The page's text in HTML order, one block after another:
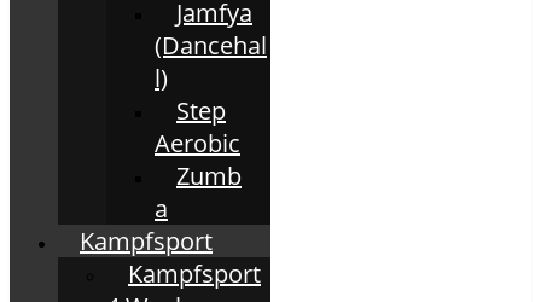
Jamfya
(Dancehal
l)
Step
Aerobic
Zumb
a
Kampfsport
Kampfsport